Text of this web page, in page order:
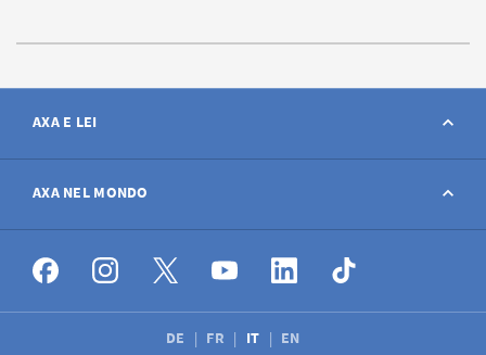
AXA E LEI
Contatto
Avviso sinistro
Offerte di lavoro
AXA NEL MONDO
AXA nel mondo
DE FR IT EN